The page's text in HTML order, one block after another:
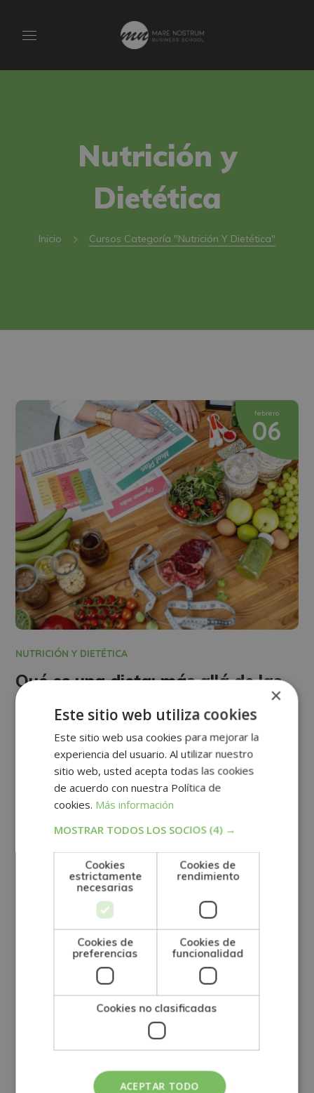
Nutrición y
Dietética
Inicio Cursos Categoría "Nutrición Y Dietética"
febrero
06
NUTRICIÓN Y DIETÉTICA
Qué es una dieta: más allá de las
restricciones
Ver más
×
Este sitio web utiliza cookies
Este sitio web usa cookies para mejorar la
experiencia del usuario. Al utilizar nuestro
sitio web, usted acepta todas las cookies
de acuerdo con nuestra Política de
cookies. Más información
MOSTRAR TODOS LOS SOCIOS (4) →
Cookies
estrictamente
necesarias
Cookies de
rendimiento
Cookies de
preferencias
Cookies de
funcionalidad
Cookies no clasificadas
ACEPTAR TODO